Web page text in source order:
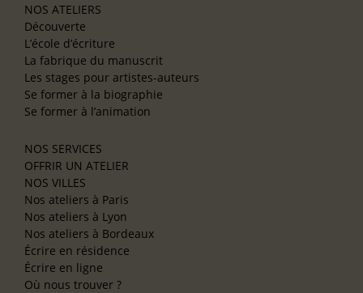
NOS ATELIERS
Découverte
L’école d’écriture
La fabrique du manuscrit
Les stages pour artistes-auteurs
Se former à la biographie
Se former à l’animation
NOS SERVICES
OFFRIR UN ATELIER
NOS VILLES
Nos ateliers à Paris
Nos ateliers à Lyon
Nos ateliers à Bordeaux
Écrire en résidence
Écrire en ligne
Où nous trouver ?